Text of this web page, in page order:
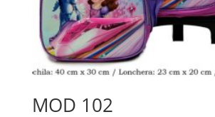
MOD 102